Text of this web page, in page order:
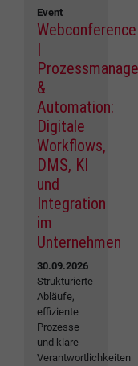
Event
Webconference
|
&
Automation:
Digitale
Workflows,
DMS, KI
und
Integration
im
Unternehmen
30.09.2026
Strukturierte
Abläufe,
effiziente
Prozesse
und klare
Verantwortlichkeiten